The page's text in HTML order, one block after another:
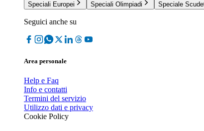
Speciali Europei
Speciali Olimpiadi Speciale
Seguici anche su
Area personale
Help e Faq
Info e contatti
Termini del servizio
Utilizzo dati e privacy
Cookie Policy